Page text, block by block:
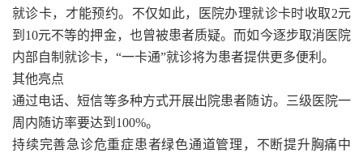
就诊卡，才能预约。不仅如此，医院办理就诊卡时收取2元
到10元不等的押金，也曾被患者质疑。而如今逐步取消医院
内部自制就诊卡，“一卡通”就诊将为患者提供更多便利。
其他亮点
通过电话、短信等多种方式开展出院患者随访。三级医院一
周内随访率要达到100%。
持续完善急诊危重症患者绿色通道管理，不断提升胸痛中